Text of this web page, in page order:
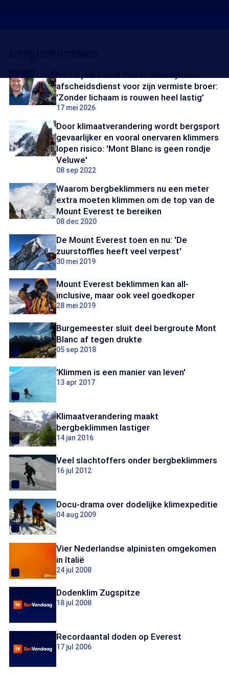
afscheidsdienst voor zijn vermiste broer:
'Zonder lichaam is rouwen heel lastig'
17 mei 2026
Door klimaatverandering wordt bergsport
gevaarlijker en vooral onervaren klimmers
lopen risico: 'Mont Blanc is geen rondje
Veluwe'
08 sep 2022
Waarom bergbeklimmers nu een meter
extra moeten klimmen om de top van de
Mount Everest te bereiken
08 dec 2020
De Mount Everest toen en nu: 'De
zuurstoffles heeft veel verpest'
30 mei 2019
Mount Everest beklimmen kan all-
inclusive, maar ook veel goedkoper
28 mei 2019
Burgemeester sluit deel bergroute Mont
Blanc af tegen drukte
05 sep 2018
'Klimmen is een manier van leven'
13 apr 2017
Klimaatverandering maakt
bergbeklimmen lastiger
14 jan 2016
Veel slachtoffers onder bergbeklimmers
16 jul 2012
Docu-drama over dodelijke klimexpeditie
04 aug 2009
Vier Nederlandse alpinisten omgekomen
in Italië
24 jul 2008
Dodenklim Zugspitze
18 jul 2008
Recordaantal doden op Everest
17 jul 2006